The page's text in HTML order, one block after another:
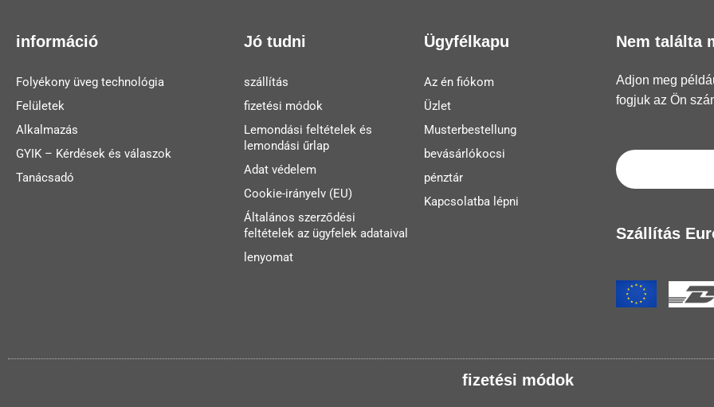
információ
Folyékony üveg technológia
Felületek
Alkalmazás
GYIK – Kérdések és válaszok
Tanácsadó
Jó tudni
szállítás
fizetési módok
Lemondási feltételek és
lemondási űrlap
Adat védelem
Cookie-irányelv (EU)
Általános szerződési
feltételek az ügyfelek adataival
lenyomat
Ügyfélkapu
Az én fiókom
Üzlet
Musterbestellung
bevásárlókocsi
pénztár
Kapcsolatba lépni
Nem találta
Adjon meg
fogjuk az Ön
Szállítás
fizetési módok